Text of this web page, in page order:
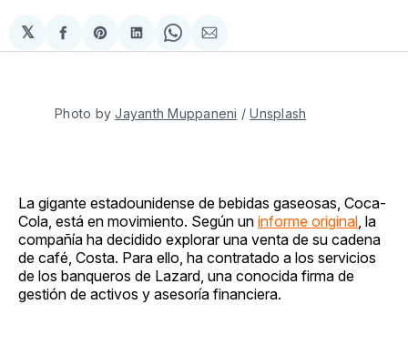
𝕏
Compartir
en
Share
on
Compartir
en
Share
on
Compartir
via
Photo by Jayanth Muppaneni / Unsplash
La gigante estadounidense de bebidas gaseosas, Coca-
Cola, está en movimiento. Según un informe original , la
compañía ha decidido explorar una venta de su cadena
de café, Costa. Para ello, ha contratado a los servicios
de los banqueros de Lazard, una conocida firma de
gestión de activos y asesoría financiera.